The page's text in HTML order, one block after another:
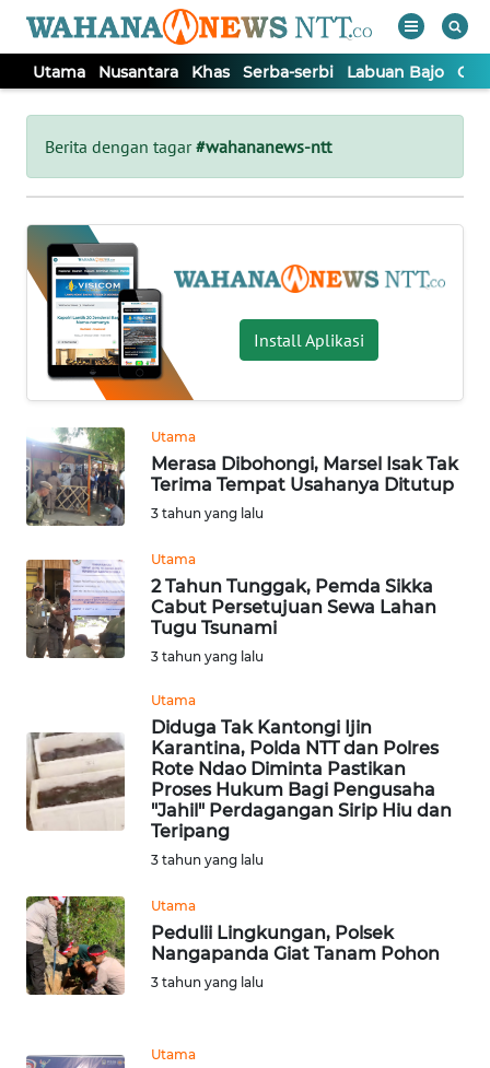
Utama Nusantara Khas Serba-serbi Labuan Bajo
Berita dengan tagar#wahananews-ntt
Install Aplikasi
Utama
Merasa Dibohongi, Marsel Isak Tak
Terima Tempat Usahanya Ditutup
3 tahun yang lalu
Utama
2 Tahun Tunggak, Pemda Sikka
Cabut Persetujuan Sewa Lahan
Tugu Tsunami
3 tahun yang lalu
Utama
Diduga Tak Kantongi Ijin
Karantina, Polda NTT dan Polres
Rote Ndao Diminta Pastikan
Proses Hukum Bagi Pengusaha
"Jahil" Perdagangan Sirip Hiu dan
Teripang
3 tahun yang lalu
Utama
Pedulii Lingkungan, Polsek
Nangapanda Giat Tanam Pohon
3 tahun yang lalu
Utama
Tutup
UTAMA
NUSANTARA
KHAS
SERBA-
SERBI
LABUAN
BAJO
OPINI
Informasi
INDEKS
KONTAK
KAMI
INFO
TENTANG
KAMI
PEDOMAN